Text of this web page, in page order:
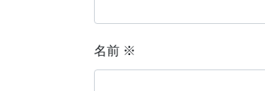
名前 ※